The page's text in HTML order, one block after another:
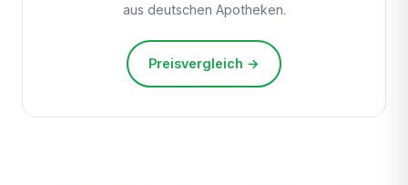
aus deutschen Apotheken.
Preisvergleich →